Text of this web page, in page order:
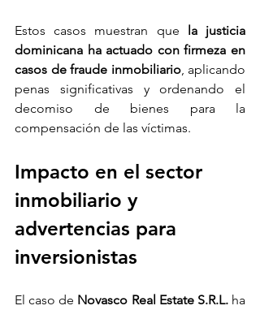
Estos casos muestran que la justicia
dominicana ha actuado con firmeza en
casos de fraude inmobiliario, aplicando
penas significativas y ordenando el
decomiso de bienes para la
compensación de las víctimas.
Impacto en el sector
inmobiliario y
advertencias para
inversionistas
El caso de Novasco Real Estate S.R.L. ha